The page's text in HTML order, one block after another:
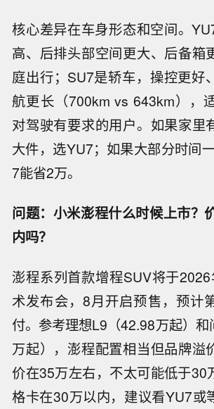
核心差异在车身形态和空间。
高、后排头部空间更大、后备箱
庭出行；SU7是轿车，操控更好
航更长（700km vs 643km），
对驾驶有要求的用户。如果家里
大件，选YU7；如果大部分时间
7能省2万。
问题：小米澎程什么时候上市？
内吗？
澎程系列首款增程SUV将于
术发布会，8月开启预售，预计
付。参考理想L9（42.98万起）
万起），澎程配置相当但品牌溢
价在35万左右，不太可能低于30
格卡在30万以内，建议看YU7或